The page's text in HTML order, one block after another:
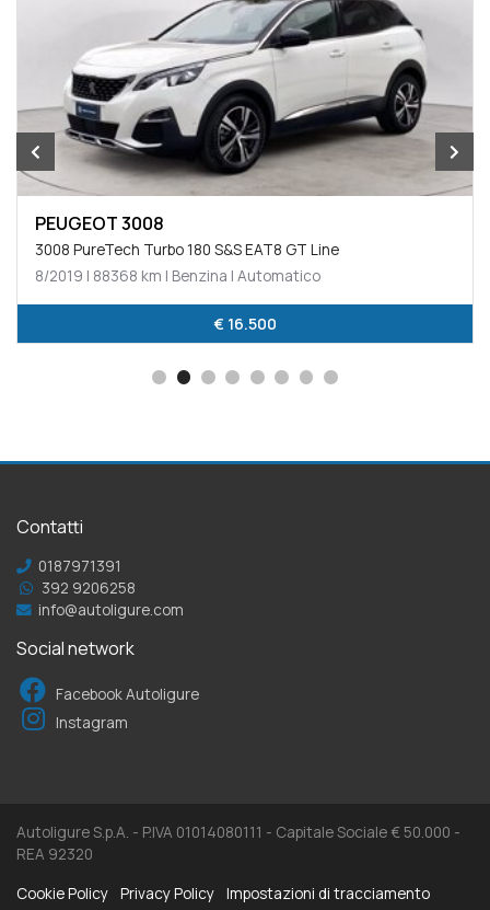
PEUGEOT 3008
3008 PureTech Turbo 180 S&S EAT8 GT Line
8/2019 | 88368 km | Benzina | Automatico
€ 16.500
Contatti
0187971391
392 9206258
info@autoligure.com
Social network
Facebook Autoligure
Instagram
Autoligure S.p.A. - P.IVA 01014080111 - Capitale Sociale € 50.000 -
REA 92320
Cookie Policy
Privacy Policy Impostazioni di tracciamento